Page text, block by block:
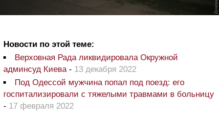
Новости по этой теме:
Верховная Рада ликвидировала Окружной
админсуд Киева- 13 декабря 2022
Под Одессой мужчина попал под поезд: его
госпитализировали с тяжелыми травмами в больницу
- 17 февраля 2022